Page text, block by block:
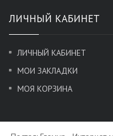
ЛИЧНЫЙ КАБИНЕТ
ЛИЧНЫЙ КАБИНЕТ
МОИ ЗАКЛАДКИ
МОЯ КОРЗИНА